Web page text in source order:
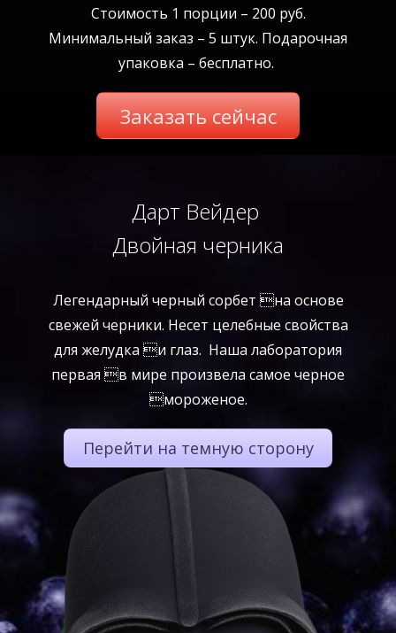
Стоимость 1 порции – 200 руб.
Минимальный заказ – 5 штук. Подарочная
упаковка – бесплатно.
Заказать сейчас
Дарт Вейдер
Двойная черника
Легендарный черный сорбет на основе
свежей черники. Несет целебные свойства
для желудка и глаз. Наша лаборатория
первая в мире произвела самое черное
мороженое.
Перейти на темную сторону